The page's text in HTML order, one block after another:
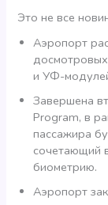
Это не все
Аэропорт
и УФ-
Завершена
Program, в
пассажира
сочетающий
биометрию.
Аэропорт